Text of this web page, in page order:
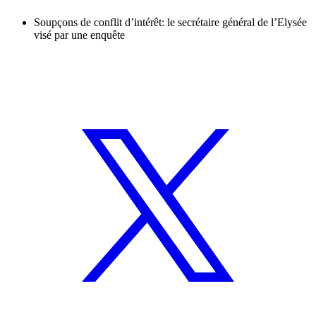
Soupçons de conflit d’intérêt: le secrétaire général de l’Elysée
visé par une enquête